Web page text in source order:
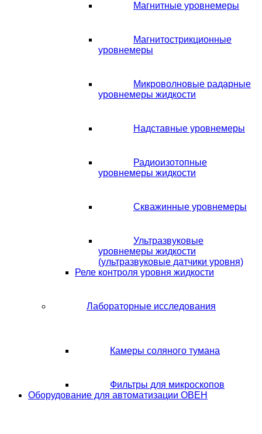
Магнитные уровнемеры
Магнитострикционные
уровнемеры
Микроволновые радарные
уровнемеры жидкости
Надставные уровнемеры
Радиоизотопные
уровнемеры жидкости
Скважинные уровнемеры
Ультразвуковые
уровнемеры жидкости
(ультразвуковые датчики уровня)
Реле контроля уровня жидкости
Лабораторные исследования
Камеры соляного тумана
Фильтры для микроскопов
Оборудование для автоматизации ОВЕН